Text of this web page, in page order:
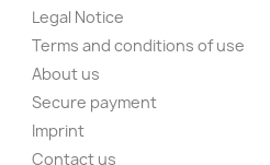
Legal Notice
Terms and conditions of use
About us
Secure payment
Imprint
Contact us